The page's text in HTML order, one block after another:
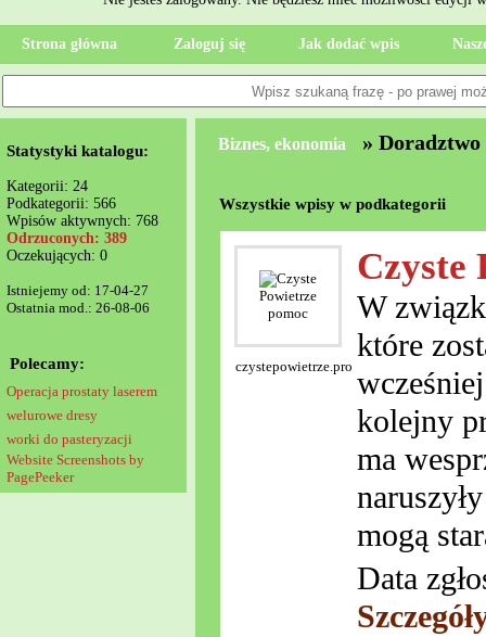
Strona główna Zaloguj się Jak dodać wpis
Statystyki katalogu:
Kategorii: 24
Podkategorii: 566
Wpisów aktywnych: 768
Odrzuconych: 389
Oczekujących: 0
Istniejemy od: 17-04-27
Ostatnia mod.: 26-08-06
Polecamy:
Operacja prostaty laserem
welurowe dresy
worki do pasteryzacji
Website Screenshots by
PagePeeker
Biznes, ekonomia » Doradztwo
Wszystkie wpisy w podkategorii
czystepowietrze.pro
Czyste
W
które
kolejny
ma
mogą
Data